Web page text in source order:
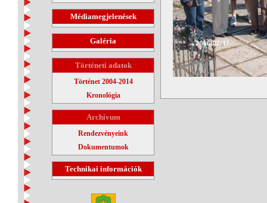
Médiamegjelenések
Galéria
Történeti adatok
Történet 2004-2014
Kronológia
Archívum
Rendezvényeink
Dokumentumok
Technikai információk